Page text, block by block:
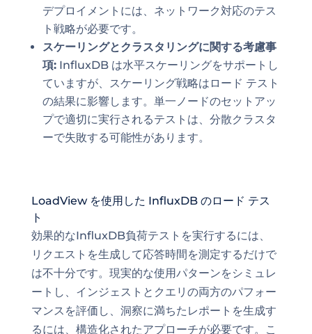
デプロイメントには、ネットワーク対応のテス
ト戦略が必要です。
スケーリングとクラスタリングに関する考慮事
項:InfluxDB は水平スケーリングをサポートし
ていますが、スケーリング戦略はロード テスト
の結果に影響します。単一ノードのセットアッ
プで適切に実行されるテストは、分散クラスタ
ーで失敗する可能性があります。
LoadView を使用した InfluxDB のロード テス
ト
効果的なInfluxDB負荷テストを実行するには、
リクエストを生成して応答時間を測定するだけで
は不十分です。現実的な使用パターンをシミュレ
ートし、インジェストとクエリの両方のパフォー
マンスを評価し、洞察に満ちたレポートを生成す
るには、構造化されたアプローチが必要です。こ